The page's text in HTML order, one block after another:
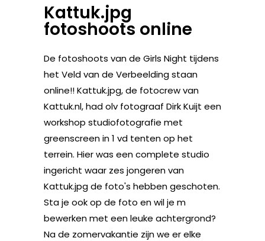
Kattuk.jpg
fotoshoots online
De fotoshoots van de Girls Night tijdens
het Veld van de Verbeelding staan
online!! Kattuk.jpg, de fotocrew van
Kattuk.nl, had olv fotograaf Dirk Kuijt een
workshop studiofotografie met
greenscreen in 1 vd tenten op het
terrein. Hier was een complete studio
ingericht waar zes jongeren van
Kattuk.jpg de foto's hebben geschoten.
Sta je ook op de foto en wil je m
bewerken met een leuke achtergrond?
Na de zomervakantie zijn we er elke